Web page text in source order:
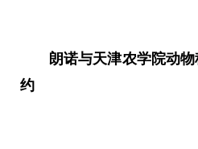
朗诺与天津农学院动
约